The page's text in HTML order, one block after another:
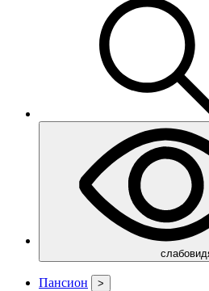
Пансион >